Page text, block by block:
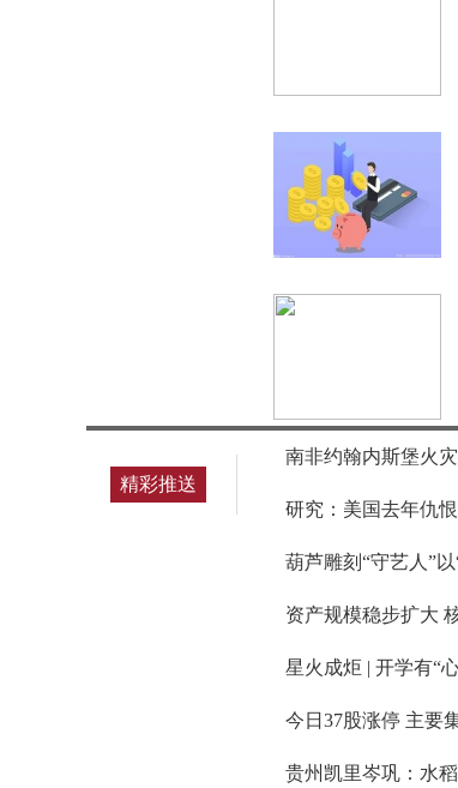
精彩推送
南非约翰内斯堡火
研究：美国去年仇
葫芦雕刻“守艺人”
资产规模稳步扩大
星火成炬 | 开学有“
今日37股涨停 主要
贵州凯里岑巩：水